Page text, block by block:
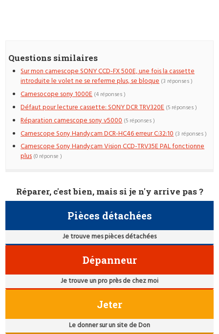
Questions similaires
Sur mon camescope SONY CCD-FX 500E, une fois la cassette
introduite le volet ne se referme plus, se bloque (3 réponses )
Camesocope sony 1000E (4 réponses )
Défaut pour lecture cassette: SONY DCR TRV320E (5 réponses )
Réparation camescope sony v5000 (5 réponses )
Camescope Sony Handycam DCR-HC46 erreur C:32:10 (3 réponses )
Camescope Sony Handycam Vision CCD-TRV35E PAL fonctionne
plus (0 réponse )
Réparer, c'est bien, mais si je n'y arrive pas ?
Pièces détachées
Je trouve mes pièces détachées
Dépanneur
Je trouve un pro près de chez moi
Jeter
Le donner sur un site de Don